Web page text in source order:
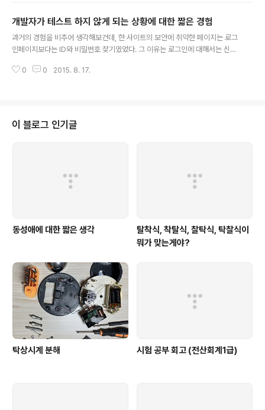
분리되어 있기 때문에 시장의 목소리를 정리하고 우선순위를 정하는 사람과 실
제 제품을 만드는 개발자가 분리되어 있다면, 최종 산출물의 경쟁력이 어떤 수
준에서 아쉬울 때가 있다. 'Raw data'로부터 최종 산출물까지의 종합적 사고
개발자가 테스트 하지 않게 되는 상황에 대한 짧은 경험
과거의 경험을 비추어 생각해보건데, 한 사이트의 보안에 취약한 페이지는 로그
인페이지보다는 ID와 비밀번호 찾기였었다. 그 이유는 로그인에 대해서는 신경
는 페이지는 고민을 많이 하지 않고, 원래 의도하던 기능만 충실히 만들기 때문
라는 메시지로 대치하는 경우가 있다. 모바일로 구현하자니 시간이 들어가고,
사용성도 높지 않은 상황이라면, 쉽게 그냥 PC 버전으로 유도하는 팝업만 보이
0 0 2015. 8. 17.
이 블로그 인기글
동성애에 대한 짧은 생각
탈착식, 착탈식, 찰탁식, 탁찰식이
뭐가 맞는게야?
탁상시계 분해 시험 공부 회고 (전산회계1급)